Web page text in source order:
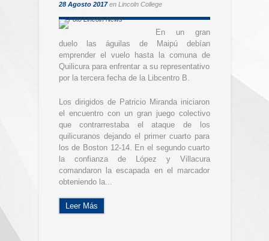
28 Agosto 2017en Lincoln College
En un gran
duelo las águilas de Maipú debían
emprender el vuelo hasta la comuna de
Quilicura para enfrentar a su representativo
por la tercera fecha de la Libcentro B.
Los dirigidos de Patricio Miranda iniciaron
el encuentro con un gran juego colectivo
que contrarrestaba el ataque de los
quilicuranos dejando el primer cuarto para
los de Boston 12-14. En el segundo cuarto
la confianza de López y Villacura
comandaron la escapada en el marcador
obteniendo la...
Leer Más